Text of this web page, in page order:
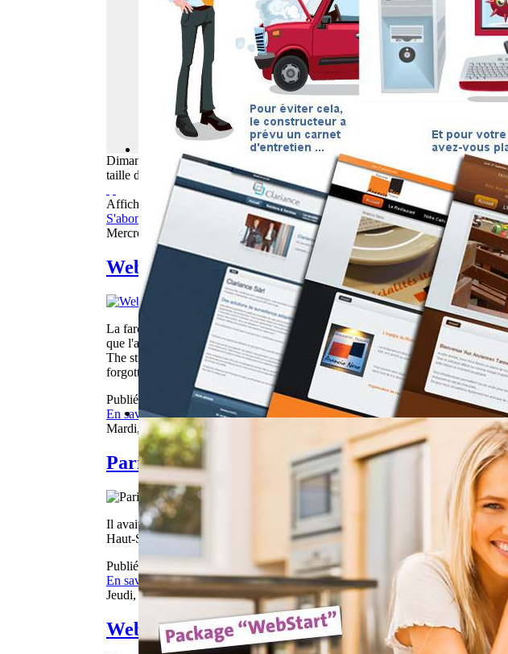
Dimanche Août 2026
taille du texte
Afficher les éléments par tag : people
S'abonner à ce flux RSS
Mercredi, 22 Mai 2013 05:58
WebBuzz du 22/05/2013
La farce au bol d'eau consiste à faire croire à une victime qu'elle va
que l'auteur a oublié qu'il faut impérativement s'éloigner le plus rapidement
The stuffing in bowl of water is to make believe that the victim will
forgotten that it is imperative to move away as quickly as possible. And it
Publié dans
Webbuzz
En savoir plus...
Mardi, 31 Mai 2011 14:00
Pari perdu Lizarazu bientôt tout nu en pleine
Il avait beau être actionnaire du club de foot Evian-Thonon, Bixente Lizarazu
Haut-Savoyards avaient intégré la Ligue 2 depuis une saison seulement.
Publié dans
Informations Luxembourg et Grande Région
En savoir plus...
Jeudi, 26 Juin 2014 06:23
WebBuzz du 26/06/2014 : Echec mauvaise